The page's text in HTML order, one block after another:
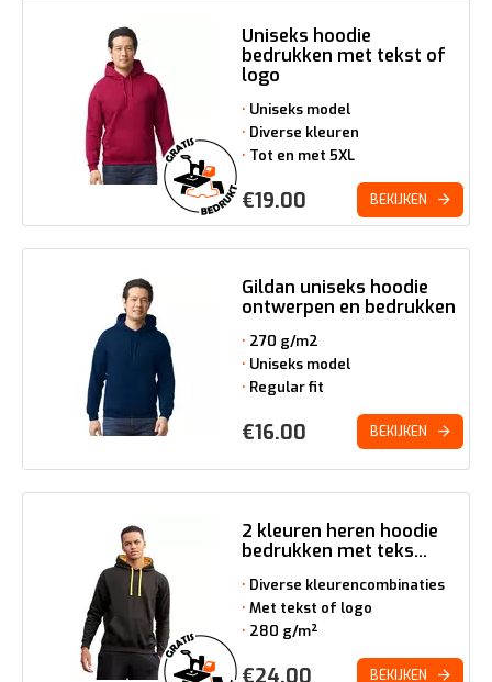
Uniseks hoodie
bedrukken met tekst of
logo
Uniseks model
Diverse kleuren
Tot en met 5XL
€19.00 BEKIJKEN
Gildan uniseks hoodie
ontwerpen en bedrukken
270 g/m2
Uniseks model
Regular fit
€16.00 BEKIJKEN
2 kleuren heren hoodie
bedrukken met teks...
Diverse kleurencombinaties
Met tekst of logo
280 g/m²
€24.00 BEKIJKEN